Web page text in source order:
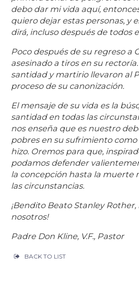
debo dar mi vida aquí,
quiero dejar estas personas, y
dirá, incluso después de todos
Poco después de su regreso a
asesinado a tiros en su
santidad y martirio llevaron al
proceso de su canonización.
El mensaje de su vida es la
santidad en todas las
nos enseña que es nuestro
pobres en su sufrimiento como
hizo. Oremos para que,
podamos defender
la concepción hasta la muerte
las circunstancias.
¡Bendito Beato Stanley
nosotros!
Padre Don Kline, V.F., Pastor
BACK TO LIST